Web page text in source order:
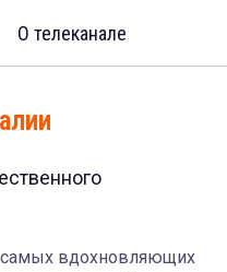
О телеканале
самых вдохновляющих